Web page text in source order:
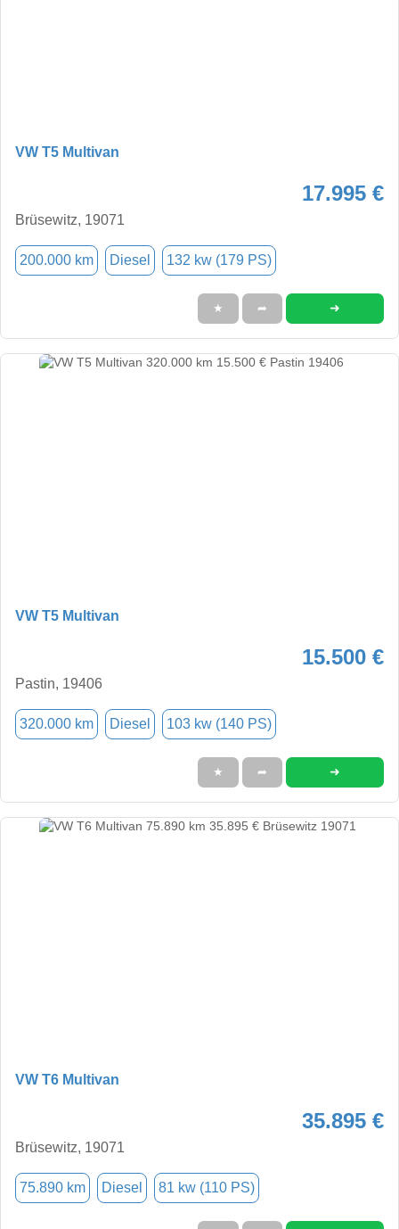
VW T5 Multivan
17.995 €
Brüsewitz, 19071
200.000 km Diesel 132 kw (179 PS)
★ ➦ ➜
VW T5 Multivan
15.500 €
Pastin, 19406
320.000 km Diesel 103 kw (140 PS)
★ ➦ ➜
VW T6 Multivan
35.895 €
Brüsewitz, 19071
75.890 km Diesel 81 kw (110 PS)